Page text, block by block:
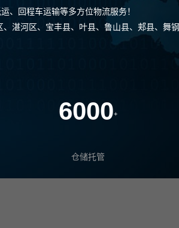
、回程车运输等多方位物流服务！
湛河区、宝丰县、叶县、鲁山县、郏县、舞钢
6000+
仓储托管